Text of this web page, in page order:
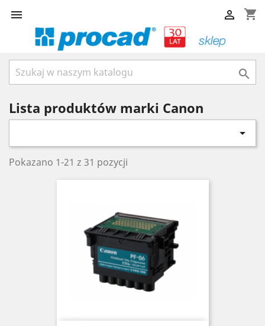
 shopping_cart


Lista produktów marki Canon

Pokazano 1-21 z 31 pozycji